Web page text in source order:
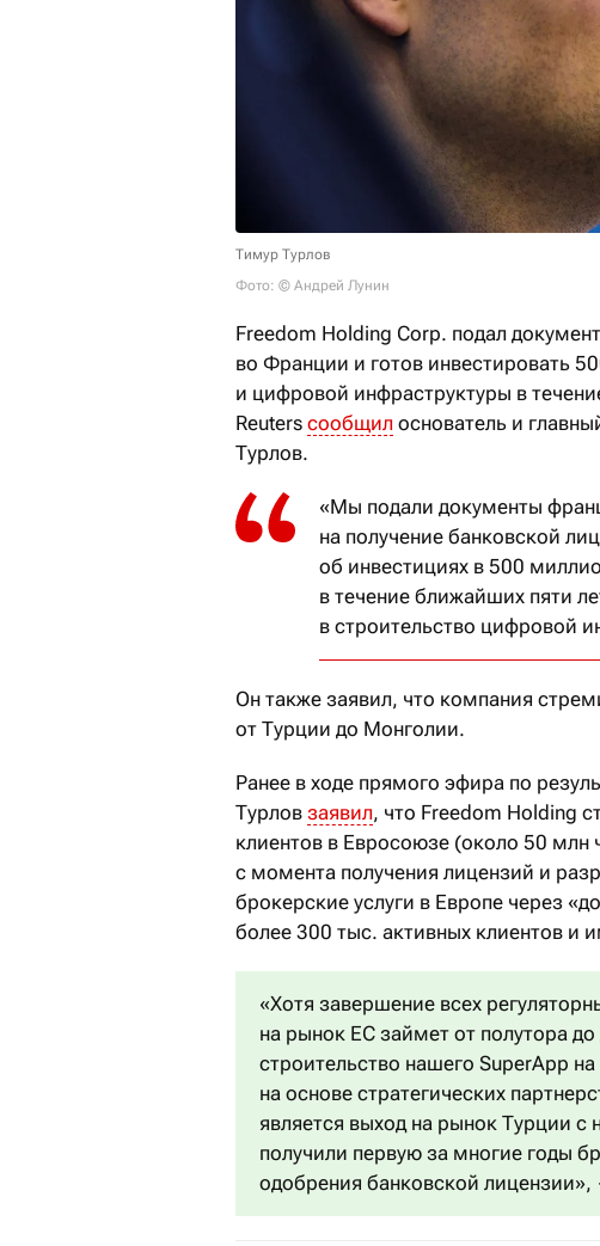
Тимур Турлов
Фото: © Андрей Лунин
Freedom Holding Corp. подал
во Франции и готов инвестировать
и цифровой инфраструктуры в
Reuters сообщил основатель и
Турлов.
«Мы подали документы
на получение банковской
об инвестициях в 500
в течение ближайших пяти
в строительство цифровой
Он также заявил, что компания
от Турции до Монголии.
Ранее в ходе прямого эфира по
Турлов заявил, что Freedom Holding
клиентов в Евросоюзе (около 50 млн
с момента получения лицензий и
брокерские услуги в Европе через
более 300 тыс. активных клиентов и
«Хотя завершение всех
на рынок ЕС займет от полутора
строительство нашего SuperApp
на основе стратегических
является выход на рынок Турции
получили первую за многие годы
одобрения банковской